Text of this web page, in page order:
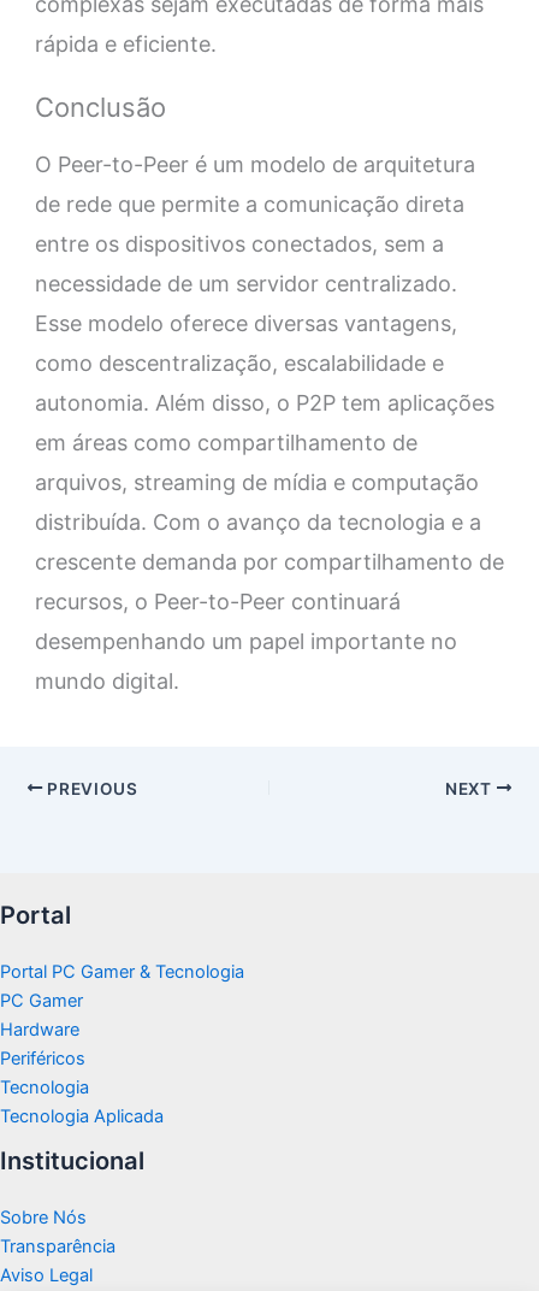
rápida e eficiente.
Conclusão
O Peer-to-Peer é um modelo de arquitetura
de rede que permite a comunicação direta
entre os dispositivos conectados, sem a
necessidade de um servidor centralizado.
Esse modelo oferece diversas vantagens,
como descentralização, escalabilidade e
autonomia. Além disso, o P2P tem aplicações
em áreas como compartilhamento de
arquivos, streaming de mídia e computação
distribuída. Com o avanço da tecnologia e a
crescente demanda por compartilhamento de
recursos, o Peer-to-Peer continuará
desempenhando um papel importante no
mundo digital.
PREVIOUS NEXT
Portal
Portal PC Gamer & Tecnologia
PC Gamer
Hardware
Periféricos
Tecnologia
Tecnologia Aplicada
Institucional
Sobre Nós
Transparência
Aviso Legal